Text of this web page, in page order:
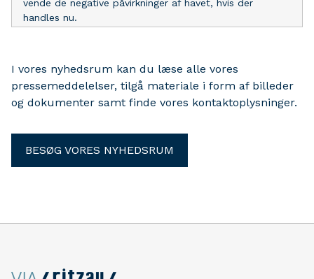
vende de negative påvirkninger af havet, hvis der
handles nu.
I vores nyhedsrum kan du læse alle vores
pressemeddelelser, tilgå materiale i form af billeder
og dokumenter samt finde vores kontaktoplysninger.
BESØG VORES NYHEDSRUM